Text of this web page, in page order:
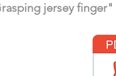
jersey